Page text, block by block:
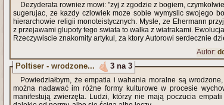
Dezyderata rowniez mowi: "zyj z zgodzie z bogiem,
sugerujac, ze kazdy czlowiek moze sobie wymyslic swojego
hierarchowie religii monoteistycznych. Mysle, ze Ehermann
z przejawami glupoty tego swiata to walka z wiatrakami.
Rzeczywiscie znakomity artykul, za ktory Autorowi serdecznie
Autor:
Poltiser - wrodzone... 3 na 3
Powiedziałbym, że empatia i wahania moralne są
można nadawać im różne formy kulturowe w procesie
manifestują zwierzęta. Ludzi, którzy nie mają poczucia